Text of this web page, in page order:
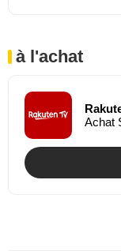
à l'achat
Achat